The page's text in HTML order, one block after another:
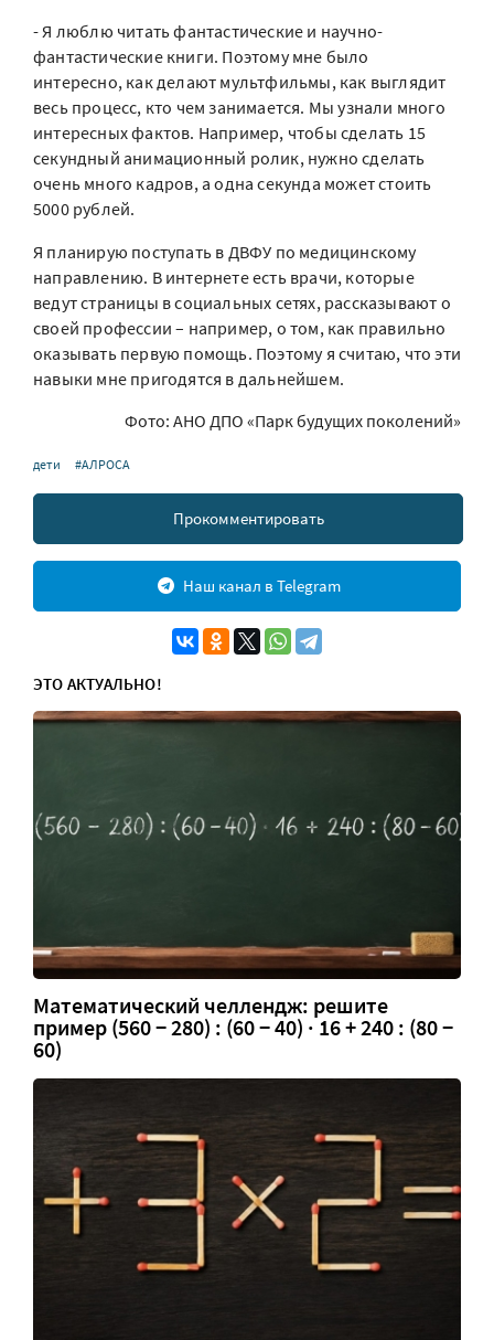
- Я люблю читать фантастические и научно-
фантастические книги. Поэтому мне было
интересно, как делают мультфильмы, как выглядит
весь процесс, кто чем занимается. Мы узнали много
интересных фактов. Например, чтобы сделать 15
секундный анимационный ролик, нужно сделать
очень много кадров, а одна секунда может стоить
5000 рублей.
Я планирую поступать в ДВФУ по медицинскому
направлению. В интернете есть врачи, которые
ведут страницы в социальных сетях, рассказывают о
своей профессии – например, о том, как правильно
оказывать первую помощь. Поэтому я считаю, что эти
навыки мне пригодятся в дальнейшем.
Фото: АНО ДПО «Парк будущих поколений»
дети #АЛРОСА
Прокомментировать
Наш канал в Telegram
ЭТО АКТУАЛЬНО!
Математический челлендж: решите
пример (560 − 280) : (60 − 40) · 16 + 240 : (80 −
60)